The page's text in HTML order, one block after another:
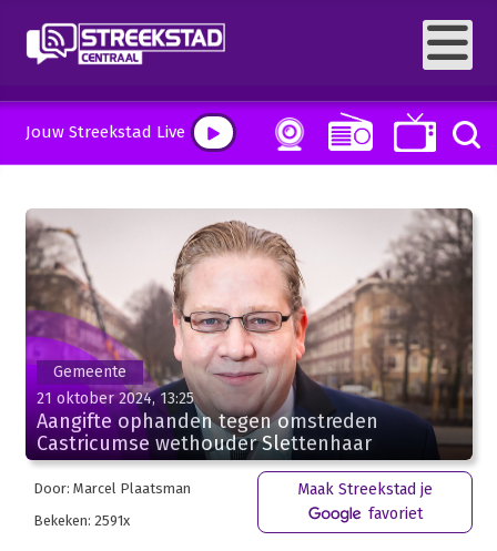
Jouw Streekstad Live
Gemeente
21 oktober 2024, 13:25
Aangifte ophanden tegen omstreden
Castricumse wethouder Slettenhaar
Door: Marcel Plaatsman
Bekeken: 2591x
Maak Streekstad je
favoriet